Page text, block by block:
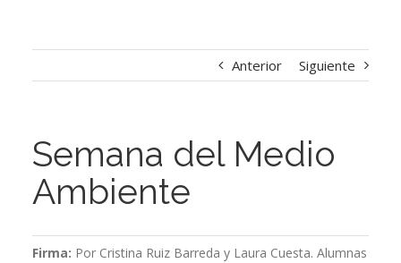
Anterior Siguiente
Semana del Medio
Ambiente
Firma: Por Cristina Ruiz Barreda y Laura Cuesta. Alumnas